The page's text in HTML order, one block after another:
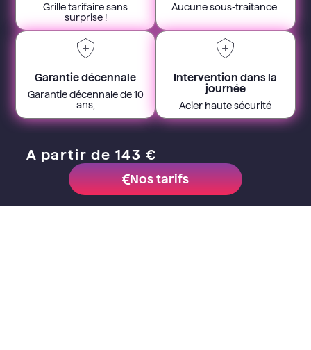
Grille tarifaire sans
surprise !
Aucune sous-traitance.
Garantie décennale
Garantie décennale de 10
ans,
Intervention dans la
journée
Acier haute sécurité
A partir de 143 €
Nos tarifs